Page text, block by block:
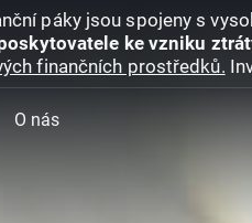
páky jsou spojeny s
ke vzniku
finančních prostředků.
O nás